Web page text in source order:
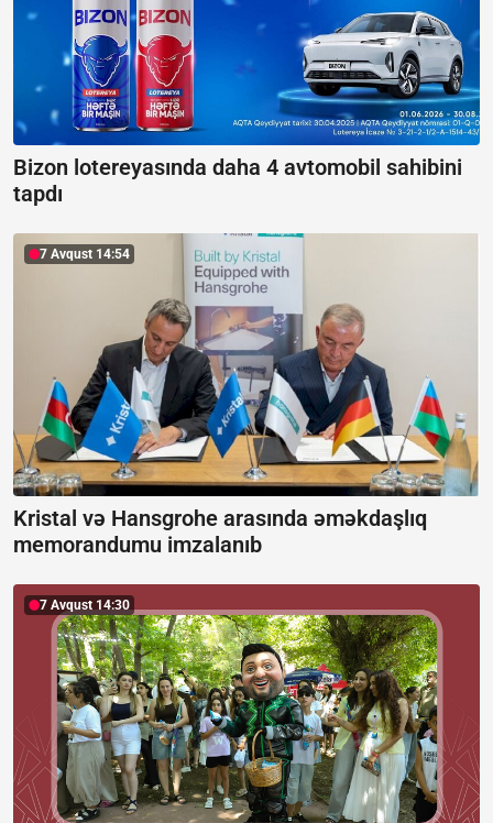
Bizon lotereyasında daha 4 avtomobil sahibini
tapdı
7 Avqust 14:54
Kristal və Hansgrohe arasında əməkdaşlıq
memorandumu imzalanıb
7 Avqust 14:30